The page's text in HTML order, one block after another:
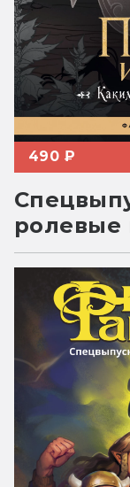
490 ₽
ролевые